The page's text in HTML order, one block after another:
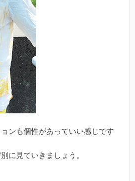
ンも個性があっていい感じです
に見ていきましょう。